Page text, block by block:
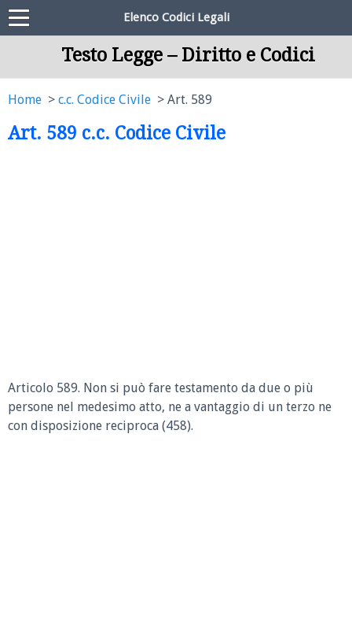
Elenco Codici Legali
Testo Legge – Diritto e Codici
Home c.c. Codice Civile Art. 589
Art. 589 c.c. Codice Civile
Articolo 589. Non si può fare testamento da due o più
persone nel medesimo atto, ne a vantaggio di un terzo ne
con disposizione reciproca (458).